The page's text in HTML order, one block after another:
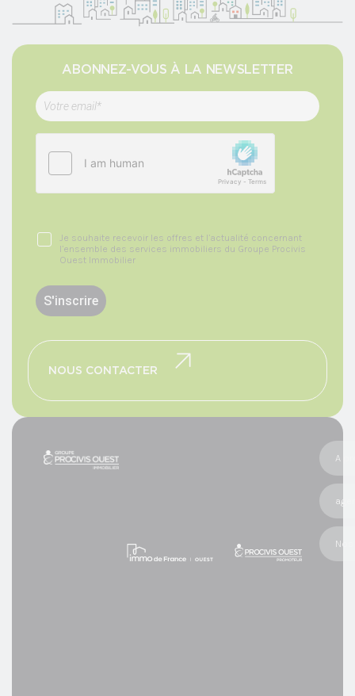
ABONNEZ-VOUS À LA NEWSLETTER
Je souhaite recevoir les offres et l’actualité concernant
l’ensemble des services immobiliers du Groupe Procivis
Ouest Immobilier
NOUS CONTACTER
A